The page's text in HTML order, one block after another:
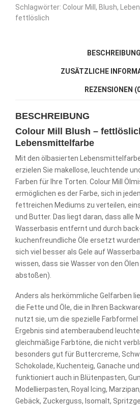
20ml
Menge
Schlagwörter: Colour Mill , Blush,
fettlöslich
BESCHREIBUNG
ZUSÄTZLICHE
REZENSIONEN
BESCHREIBUNG
Colour Mill Blush –
Lebensmittelfarbe
Mit den ölbasierten
erzielen Sie makellose, leuchtende
Farben für Ihre Torten. Colour Mill
ermöglichen es der Farbe, sich in
fettreichen Mediums zu verteilen,
und Butter. Das liegt daran, dass alle
Wasserbasis entfernt und durch
kuchenfreundliche Öle ersetzt
sich viel besser als Gele auf
wissen, dass sie Wasser von den
abstoßen).
Anders als herkömmliche Gelfarben
die Fette und Öle, die in Ihren
nutzt sie, um die spezielle Farbformel
Ergebnis sind atemberaubend
gleichmäßige Farbtöne, die nicht
besonders gut für Buttercreme,
Schokolade, Kuchenteig, Ganache
funktioniert auch in Blütenpasten,
Modellierpasten, Royal Icing,
Gebäck, Zuckerguss, Isomalt,